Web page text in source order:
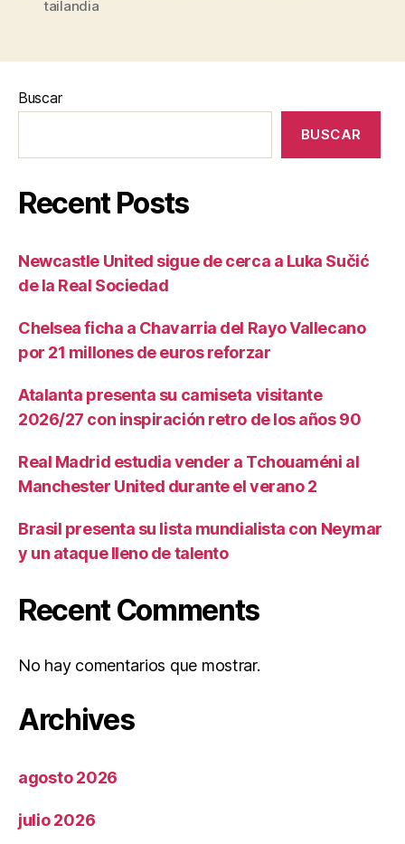
tailandia
Buscar
BUSCAR
Recent Posts
Newcastle United sigue de cerca a Luka Sučić
de la Real Sociedad
Chelsea ficha a Chavarria del Rayo Vallecano
por 21 millones de euros reforzar
Atalanta presenta su camiseta visitante
2026/27 con inspiración retro de los años 90
Real Madrid estudia vender a Tchouaméni al
Manchester United durante el verano 2
Brasil presenta su lista mundialista con Neymar
y un ataque lleno de talento
Recent Comments
No hay comentarios que mostrar.
Archives
agosto 2026
julio 2026